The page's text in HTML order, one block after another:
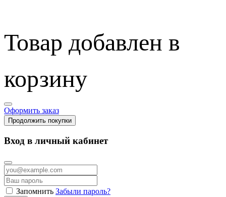
Товар добавлен в
корзину
Оформить заказ
Продолжить покупки
Вход в личный кабинет
Запомнить Забыли пароль?